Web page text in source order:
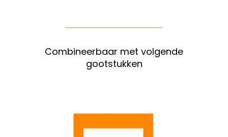
Combineerbaar met volgende
gootstukken